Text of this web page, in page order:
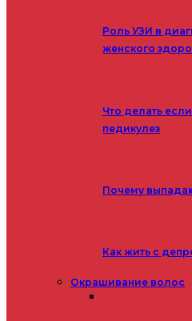
Роль УЗИ в
женского
Что делать
педикулез
Почему
Как жить с
Окрашивание волос